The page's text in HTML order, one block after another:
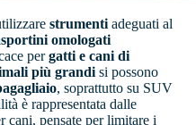
strumenti adeguati al
omologati
pergatti e cani di
più grandi si possono
, soprattutto su SUV
è rappresentata dalle
cani, pensate per limitare i